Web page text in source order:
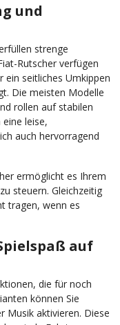
und
strenge
Rutscher verfügen
ein seitliches Umkippen
Die meisten Modelle
rollen auf stabilen
leise,
auch hervorragend
ermöglicht es Ihrem
steuern. Gleichzeitig
tragen, wenn es
auf
die für noch
können Sie
Musik aktivieren. Diese